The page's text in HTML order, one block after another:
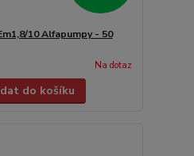
10 Alfapumpy - 50
Na dotaz
do košíku